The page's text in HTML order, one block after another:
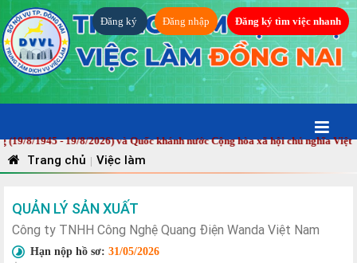
Đăng ký Đăng nhập Đăng ký tìm việc nhanh
- 19/8/2026) và Quốc khánh nước Cộng hòa xã hội chủ nghĩa Việt
Trang chủ | Việc làm
QUẢN LÝ SẢN XUẤT
Công ty TNHH Công Nghệ Quang Điện Wanda Việt Nam
Hạn nộp hồ sơ: 31/05/2026